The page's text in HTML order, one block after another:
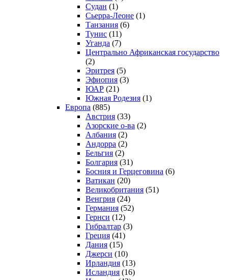
Судан (1)
Сьерра-Леоне (1)
Танзания (6)
Тунис (11)
Уганда (7)
Центрально Африканская государство
(2)
Эритрея (5)
Эфиопия (3)
ЮАР (21)
Южная Родезия (1)
Европа (885)
Австрия (33)
Азорские о-ва (2)
Албания (2)
Андорра (2)
Бельгия (2)
Болгария (31)
Босния и Герцеговина (6)
Ватикан (20)
Великобритания (51)
Венгрия (24)
Германия (52)
Гернси (12)
Гибралтар (3)
Греция (41)
Дания (15)
Джерси (10)
Ирландия (13)
Исландия (16)